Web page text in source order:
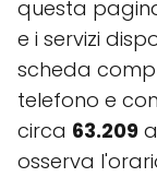
questa
e i servizi
scheda
telefono e
circa 63.209
osserva